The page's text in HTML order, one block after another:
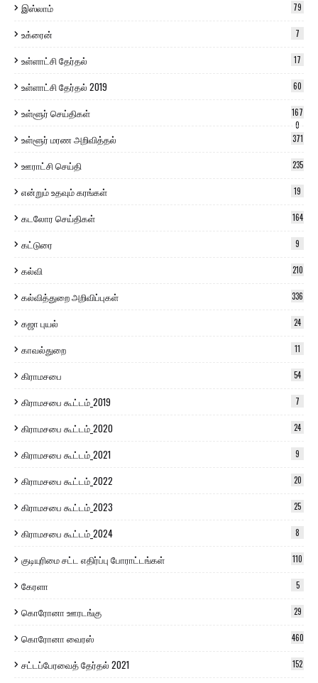
இஸ்லாம் 79
உக்ரைன் 7
உள்ளாட்சி தேர்தல் 17
உள்ளாட்சி தேர்தல் 2019 60
உள்ளூர் செய்திகள்
167
0
உள்ளூர் மரண அறிவித்தல் 371
ஊராட்சி செய்தி 235
என்றும் உதவும் கரங்கள் 19
கடலோர செய்திகள் 164
கட்டுரை 9
கல்வி 210
கல்வித்துறை அறிவிப்புகள் 336
கஜா புயல் 24
காவல்துறை 11
கிராமசபை 54
கிராமசபை கூட்டம்_2019 7
கிராமசபை கூட்டம்_2020 24
கிராமசபை கூட்டம்_2021 9
கிராமசபை கூட்டம்_2022 20
கிராமசபை கூட்டம்_2023 25
கிராமசபை கூட்டம்_2024 8
குடியுரிமை சட்ட எதிர்ப்பு போராட்டங்கள் 110
கேரளா 5
கொரோனா ஊரடங்கு 29
கொரோனா வைரஸ் 460
சட்டப்பேரவைத் தேர்தல் 2021 152